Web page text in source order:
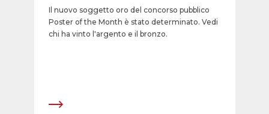
Il nuovo soggetto oro del concorso pubblico
Poster of the Month è stato determinato. Vedi
chi ha vinto l'argento e il bronzo.